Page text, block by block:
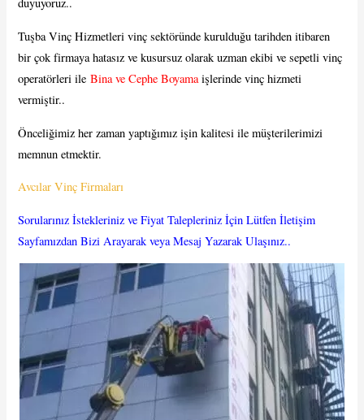
duyuyoruz..
Tuşba Vinç Hizmetleri vinç sektöründe kurulduğu tarihden itibaren
bir çok firmaya hatasız ve kusursuz olarak uzman ekibi ve sepetli vinç
operatörleri ileBina ve Cephe Boyamaişlerinde vinç hizmeti
vermiştir..
Önceliğimiz her zaman yaptığımız işin kalitesi ile müşterilerimizi
memnun etmektir.
Avcılar Vinç Firmaları
Sorularınız İstekleriniz ve Fiyat Talepleriniz İçin Lütfen İletişim
Sayfamızdan Bizi Arayarak veya Mesaj Yazarak Ulaşınız..